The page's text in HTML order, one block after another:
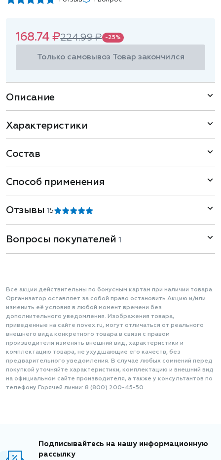
168.74 ₽224.99 ₽ -25%
Только самовывоз Товар закончился
Описание
Характеристики
Состав
Способ применения
Отзывы1 5
Вопросы покупателей 1
Все акции действительны по бонусным картам при наличии товара.
Организатор оставляет за собой право остановить Акцию и/или
изменить её условия в любой момент времени без
дополнительного уведомления. Изображения товара,
приведенные на сайте novex.ru, могут отличаться от реального
внешнего вида конкретного товара в связи с правом
производителя изменять внешний вид, характеристики и
комплектацию товара, не ухудшающие его качеств, без
предварительного уведомления. В случае любых сомнений перед
покупкой уточняйте характеристики, комплектацию и внешний вид
на официальном сайте производителя, а также у консультантов по
телефону Горячей линии: 8 (800) 200-45-50.
Подписывайтесь на нашу информационную
рассылку